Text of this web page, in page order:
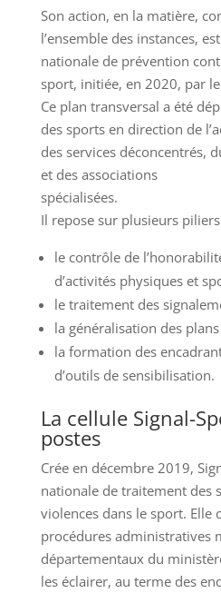
Son action, en la matière,
l’ensemble des instances,
nationale de prévention
sport, initiée, en 2020, par
Ce plan transversal a été
des sports en direction de
des services déconcentrés,
et des associations
spécialisées.
Il repose sur plusieurs
le contrôle de
d’activités physiques et
le traitement des
la généralisation des
la formation des
d’outils de sensibilisation.
La cellule Signal-
postes
Crée en décembre 2019,
nationale de traitement des
violences dans le sport. Elle
procédures administratives
départementaux du
les éclairer, au terme des